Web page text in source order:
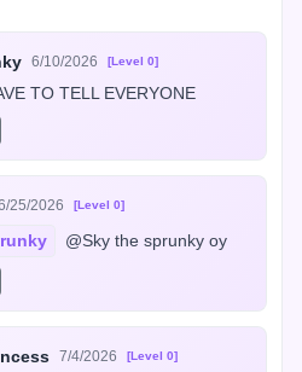
6/10/2026 [Level 0]
TO TELL EVERYONE
25/2026 [Level 0]
@Sky the sprunky oy
7/4/2026 [Level 0]